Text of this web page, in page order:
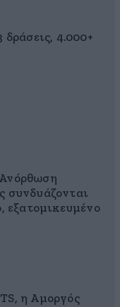
δράσεις, 4.000+
συνδυάζονται
εξατομικευμένο
η Αμοργός